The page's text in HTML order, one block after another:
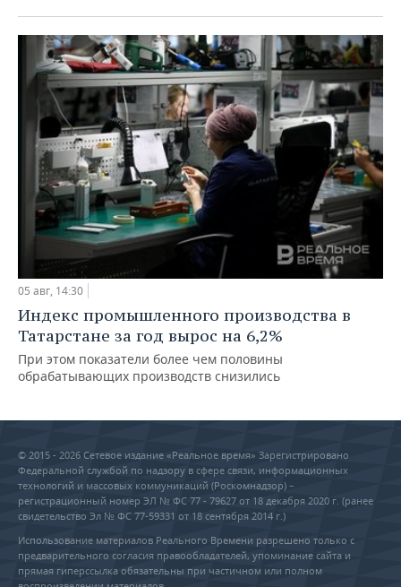
05 авг, 14:30
Индекс промышленного производства в
Татарстане за год вырос на 6,2%
При этом показатели более чем половины
обрабатывающих производств снизились
© 2015 - 2026 Сетевое издание «Реальное время» Зарегистрировано
Федеральной службой по надзору в сфере связи, информационных
технологий и массовых коммуникаций (Роскомнадзор) –
регистрационный номер ЭЛ № ФС 77 - 79627 от 18 декабря 2020 г. (ранее
свидетельство Эл № ФС 77-59331 от 18 сентября 2014 г.)
Использование материалов Реального Времени разрешено только с
предварительного согласия правообладателей, упоминание сайта и
прямая гиперссылка обязательны при частичном или полном